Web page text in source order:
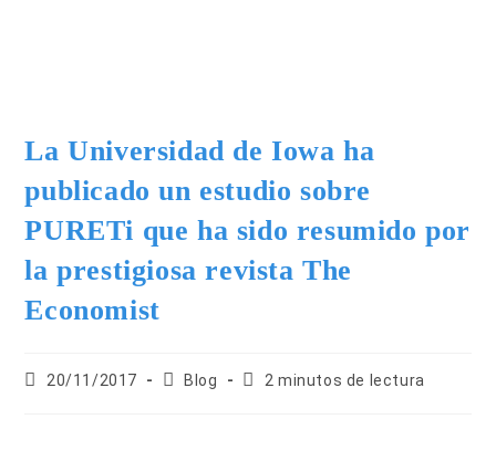
La Universidad de Iowa ha
publicado un estudio sobre
PURETi que ha sido resumido por
la prestigiosa revista The
Economist
20/11/2017 Blog 2 minutos de lectura